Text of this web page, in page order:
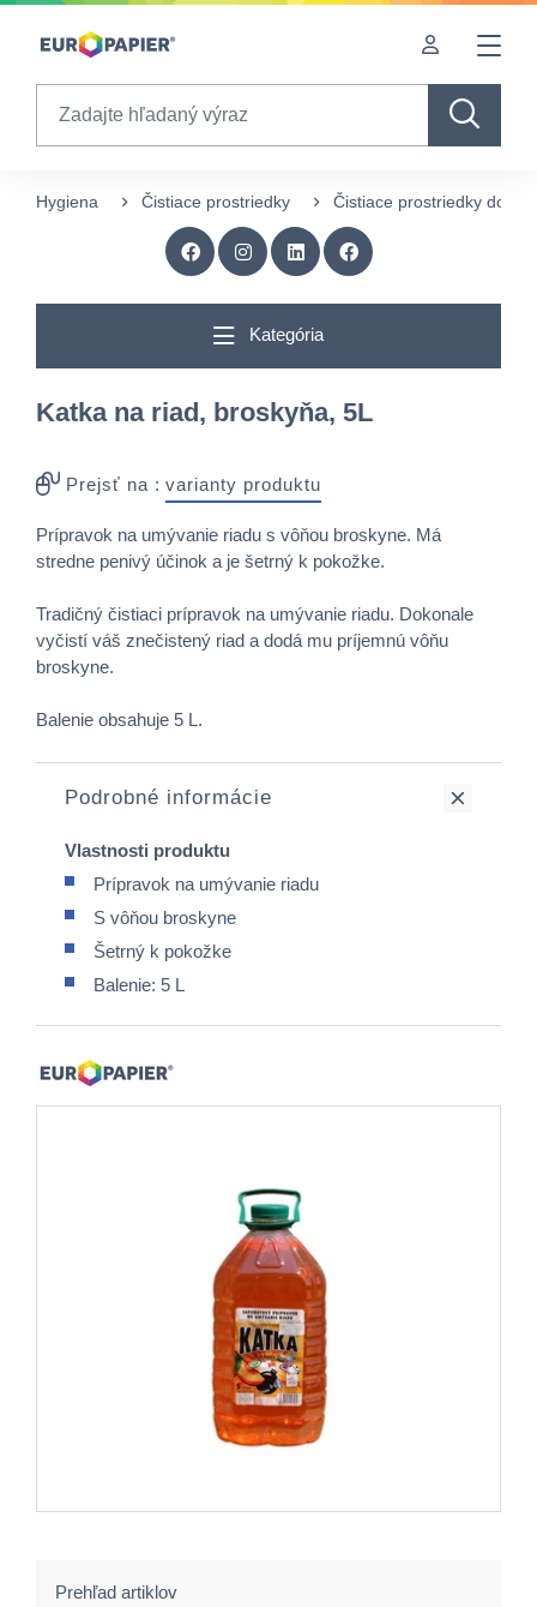
Table Of Content
Doplnkové produkty
Zaujímavé produkty pre Vás
Hygiena Čistiace prostriedky Čistiace prostriedky do
Kategória
Katka na riad, broskyňa, 5L
Prejsť na : varianty produktu
Prípravok na umývanie riadu s vôňou broskyne. Má
stredne penivý účinok a je šetrný k pokožke.
Tradičný čistiaci prípravok na umývanie riadu. Dokonale
vyčistí váš znečistený riad a dodá mu príjemnú vôňu
broskyne.
Balenie obsahuje 5 L.
Podrobné informácie
Vlastnosti produktu
Prípravok na umývanie riadu
S vôňou broskyne
Šetrný k pokožke
Balenie: 5 L
Prehľad artiklov